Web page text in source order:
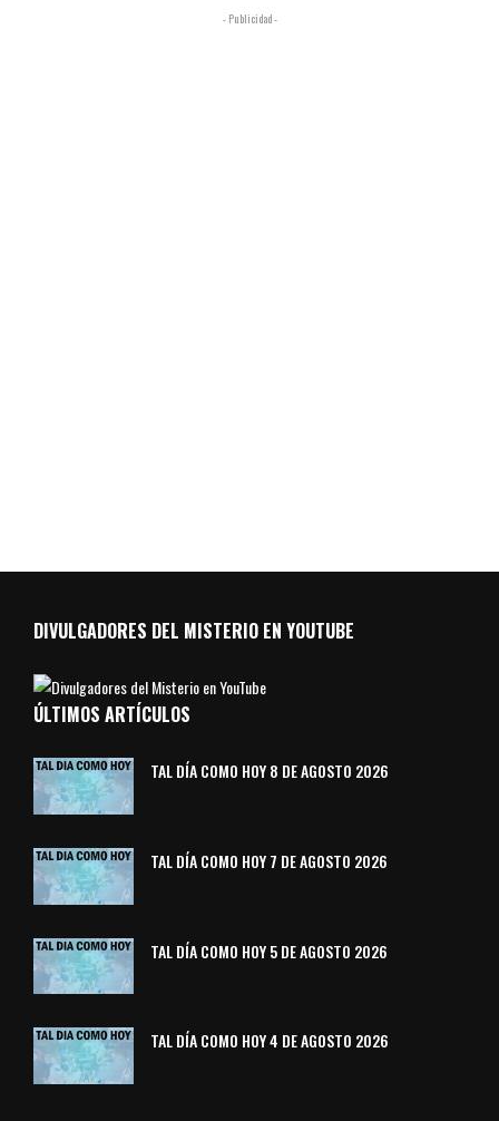
- Publicidad -
DIVULGADORES DEL MISTERIO EN YOUTUBE
ÚLTIMOS ARTÍCULOS
TAL DÍA COMO HOY 8 DE AGOSTO 2026
TAL DÍA COMO HOY 7 DE AGOSTO 2026
TAL DÍA COMO HOY 5 DE AGOSTO 2026
TAL DÍA COMO HOY 4 DE AGOSTO 2026